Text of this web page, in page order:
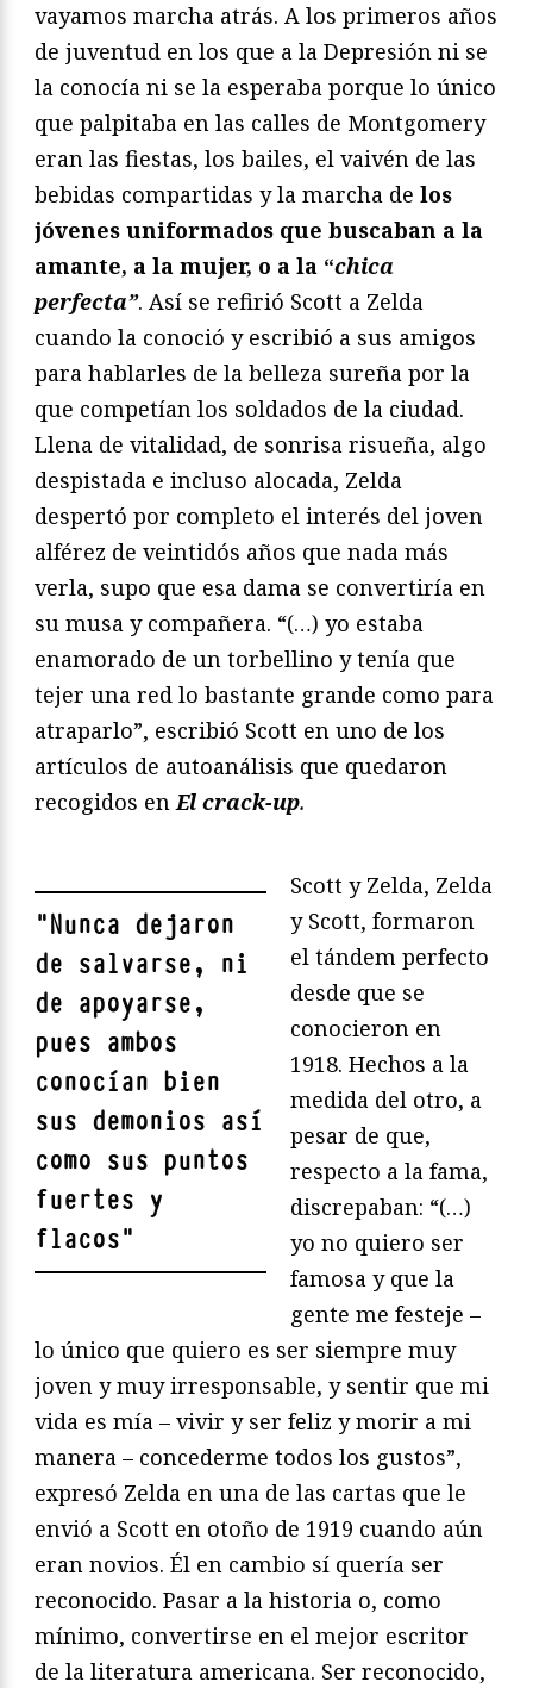
vayamos marcha atrás. A los primeros años
de juventud en los que a la Depresión ni se
la conocía ni se la esperaba porque lo único
que palpitaba en las calles de Montgomery
eran las fiestas, los bailes, el vaivén de las
bebidas compartidas y la marcha de los
jóvenes uniformados que buscaban a la
amante, a la mujer, o a la “chica
perfecta”. Así se refirió Scott a Zelda
cuando la conoció y escribió a sus amigos
para hablarles de la belleza sureña por la
que competían los soldados de la ciudad.
Llena de vitalidad, de sonrisa risueña, algo
despistada e incluso alocada, Zelda
despertó por completo el interés del joven
alférez de veintidós años que nada más
verla, supo que esa dama se convertiría en
su musa y compañera. “(…) yo estaba
enamorado de un torbellino y tenía que
tejer una red lo bastante grande como para
atraparlo”, escribió Scott en uno de los
artículos de autoanálisis que quedaron
recogidos enEl crack-up.
"Nunca dejaron
de salvarse, ni
de apoyarse,
pues ambos
conocían bien
sus demonios así
como sus puntos
fuertes y
flacos"
Scott y Zelda, Zelda
y Scott, formaron
el tándem perfecto
desde que se
conocieron en
1918. Hechos a la
medida del otro, a
pesar de que,
respecto a la fama,
discrepaban: “(…)
yo no quiero ser
famosa y que la
gente me festeje –
lo único que quiero es ser siempre muy
joven y muy irresponsable, y sentir que mi
vida es mía – vivir y ser feliz y morir a mi
manera – concederme todos los gustos”,
expresó Zelda en una de las cartas que le
envió a Scott en otoño de 1919 cuando aún
eran novios. Él en cambio sí quería ser
reconocido. Pasar a la historia o, como
mínimo, convertirse en el mejor escritor
de la literatura americana. Ser reconocido,